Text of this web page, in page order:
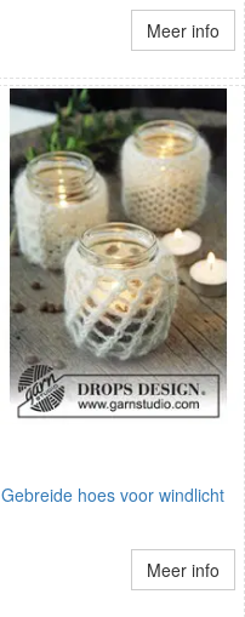
Meer info
Gebreide hoes voor windlicht
Meer info